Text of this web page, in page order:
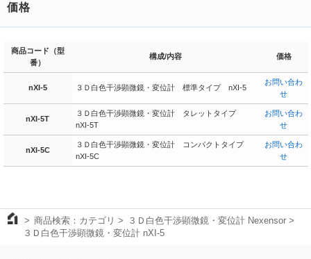
価格
商品コード（型
番）
構成/内容 価格
nXI-5 ３Ｄ白色干渉顕微鏡・変位計 標準タイプ nXI-5
お問い合わ
せ
nXI-5T
３Ｄ白色干渉顕微鏡・変位計 タレットタイプ
nXI-5T
お問い合わ
せ
nXI-5C
３Ｄ白色干渉顕微鏡・変位計 コンパクトタイプ
nXI-5C
お問い合わ
せ
商品検索：カテゴリ
３Ｄ白色干渉顕微鏡・変位計 Nexensor
３Ｄ白色干渉顕微鏡・変位計 nXI-5